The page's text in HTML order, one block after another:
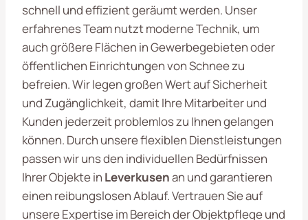
schnell und effizient geräumt werden. Unser
erfahrenes Team nutzt moderne Technik, um
auch größere Flächen in Gewerbegebieten oder
öffentlichen Einrichtungen von Schnee zu
befreien. Wir legen großen Wert auf Sicherheit
und Zugänglichkeit, damit Ihre Mitarbeiter und
Kunden jederzeit problemlos zu Ihnen gelangen
können. Durch unsere flexiblen Dienstleistungen
passen wir uns den individuellen Bedürfnissen
Ihrer Objekte in Leverkusenan und garantieren
einen reibungslosen Ablauf. Vertrauen Sie auf
unsere Expertise im Bereich der Objektpflege und